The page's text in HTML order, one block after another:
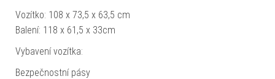
Vozítko: 108 x 73,5 x 63,5 cm
Balení: 118 x 61,5 x 33cm
Vybavení vozítka:
Bezpečnostní pásy